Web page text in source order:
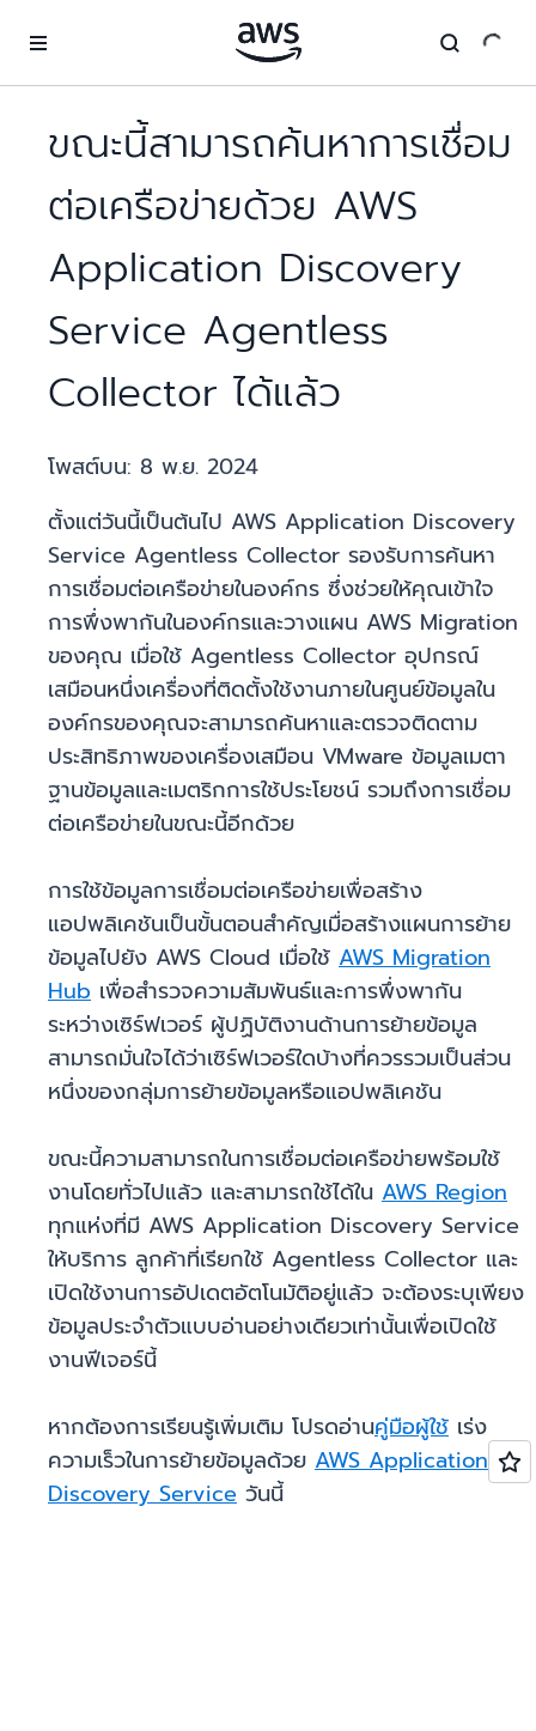
ขณะนี้สามารถค้นหาการเชื่อม
ต่อเครือข่ายด้วย AWS
Application Discovery
Service Agentless
Collector ได้แล้ว
โพสต์บน: 8 พ.ย. 2024
ตั้งแต่วันนี้เป็นต้นไป AWS Application Discovery
Service Agentless Collector รองรับการค้นหา
การเชื่อมต่อเครือข่ายในองค์กร ซึ่งช่วยให้คุณเข้าใจ
การพึ่งพากันในองค์กรและวางแผน AWS Migration
ของคุณ เมื่อใช้ Agentless Collector อุปกรณ์
เสมือนหนึ่งเครื่องที่ติดตั้งใช้งานภายในศูนย์ข้อมูลใน
องค์กรของคุณจะสามารถค้นหาและตรวจติดตาม
ประสิทธิภาพของเครื่องเสมือน VMware ข้อมูลเมตา
ฐานข้อมูลและเมตริกการใช้ประโยชน์ รวมถึงการเชื่อม
ต่อเครือข่ายในขณะนี้อีกด้วย
การใช้ข้อมูลการเชื่อมต่อเครือข่ายเพื่อสร้าง
แอปพลิเคชันเป็นขั้นตอนสำคัญเมื่อสร้างแผนการย้าย
ข้อมูลไปยัง AWS Cloud เมื่อใช้ AWS Migration
Hub เพื่อสำรวจความสัมพันธ์และการพึ่งพากัน
ระหว่างเซิร์ฟเวอร์ ผู้ปฏิบัติงานด้านการย้ายข้อมูล
สามารถมั่นใจได้ว่าเซิร์ฟเวอร์ใดบ้างที่ควรรวมเป็นส่วน
หนึ่งของกลุ่มการย้ายข้อมูลหรือแอปพลิเคชัน
ขณะนี้ความสามารถในการเชื่อมต่อเครือข่ายพร้อมใช้
งานโดยทั่วไปแล้ว และสามารถใช้ได้ใน AWS Region
ทุกแห่งที่มี AWS Application Discovery Service
ให้บริการ ลูกค้าที่เรียกใช้ Agentless Collector และ
เปิดใช้งานการอัปเดตอัตโนมัติอยู่แล้ว จะต้องระบุเพียง
ข้อมูลประจำตัวแบบอ่านอย่างเดียวเท่านั้นเพื่อเปิดใช้
งานฟีเจอร์นี้
หากต้องการเรียนรู้เพิ่มเติม โปรดอ่านคู่มือผู้ใช้ เร่ง
ความเร็วในการย้ายข้อมูลด้วย AWS Application
Discovery Service วันนี้